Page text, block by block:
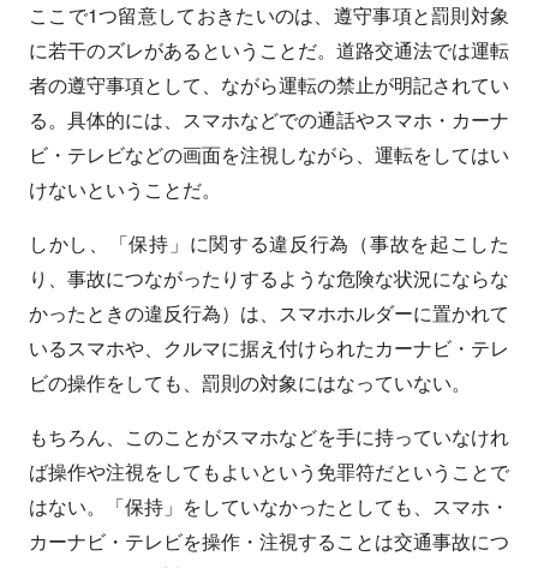
ここで1つ留意しておきたいのは、遵守事項と罰則対象
に若干のズレがあるということだ。道路交通法では運転
者の遵守事項として、ながら運転の禁止が明記されてい
る。具体的には、スマホなどでの通話やスマホ・カーナ
ビ・テレビなどの画面を注視しながら、運転をしてはい
けないということだ。
しかし、「保持」に関する違反行為（事故を起こした
り、事故につながったりするような危険な状況にならな
かったときの違反行為）は、スマホホルダーに置かれて
いるスマホや、クルマに据え付けられたカーナビ・テレ
ビの操作をしても、罰則の対象にはなっていない。
もちろん、このことがスマホなどを手に持っていなけれ
ば操作や注視をしてもよいという免罪符だということで
はない。「保持」をしていなかったとしても、スマホ・
カーナビ・テレビを操作・注視することは交通事故につ